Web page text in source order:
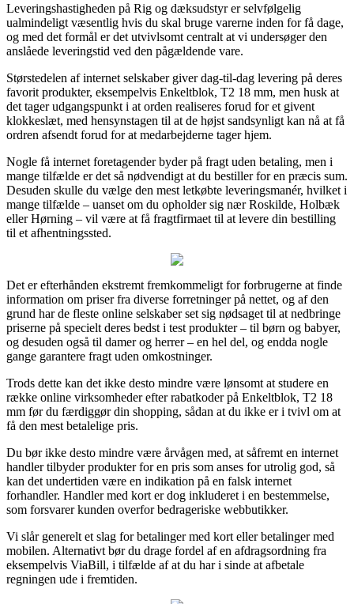
Leveringshastigheden på Rig og dæksudstyr er selvfølgelig
ualmindeligt væsentlig hvis du skal bruge varerne inden for få dage,
og med det formål er det utvivlsomt centralt at vi undersøger den
anslåede leveringstid ved den pågældende vare.
Størstedelen af internet selskaber giver dag-til-dag levering på deres
favorit produkter, eksempelvis Enkeltblok, T2 18 mm, men husk at
det tager udgangspunkt i at orden realiseres forud for et givent
klokkeslæt, med hensynstagen til at de højst sandsynligt kan nå at få
ordren afsendt forud for at medarbejderne tager hjem.
Nogle få internet foretagender byder på fragt uden betaling, men i
mange tilfælde er det så nødvendigt at du bestiller for en præcis sum.
Desuden skulle du vælge den mest letkøbte leveringsmanér, hvilket i
mange tilfælde – uanset om du opholder sig nær Roskilde, Holbæk
eller Hørning – vil være at få fragtfirmaet til at levere din bestilling
til et afhentningssted.
Det er efterhånden ekstremt fremkommeligt for forbrugerne at finde
information om priser fra diverse forretninger på nettet, og af den
grund har de fleste online selskaber set sig nødsaget til at nedbringe
priserne på specielt deres bedst i test produkter – til børn og babyer,
og desuden også til damer og herrer – en hel del, og endda nogle
gange garantere fragt uden omkostninger.
Trods dette kan det ikke desto mindre være lønsomt at studere en
række online virksomheder efter rabatkoder på Enkeltblok, T2 18
mm før du færdiggør din shopping, sådan at du ikke er i tvivl om at
få den mest betalelige pris.
Du bør ikke desto mindre være årvågen med, at såfremt en internet
handler tilbyder produkter for en pris som anses for utrolig god, så
kan det undertiden være en indikation på en falsk internet
forhandler. Handler med kort er dog inkluderet i en bestemmelse,
som forsvarer kunden overfor bedrageriske webbutikker.
Vi slår generelt et slag for betalinger med kort eller betalinger med
mobilen. Alternativt bør du drage fordel af en afdragsordning fra
eksempelvis ViaBill, i tilfælde af at du har i sinde at afbetale
regningen ude i fremtiden.